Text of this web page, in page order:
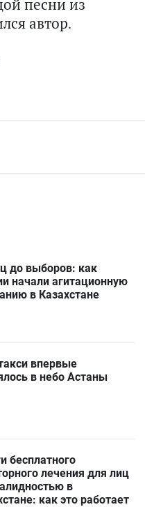
песни из
автор.
до выборов: как
начали агитационную
в Казахстане
впервые
в небо Астаны
бесплатного
лечения для лиц
в
как это работает